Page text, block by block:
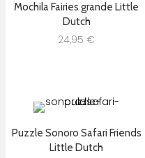
Mochila Fairies grande Little
Dutch
24,95 €
Puzzle Sonoro Safari Friends
Little Dutch